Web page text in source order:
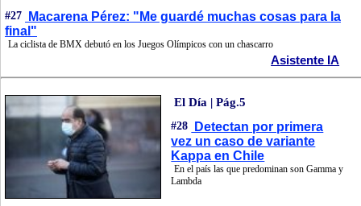
#27
Macarena Pérez: "Me guardé muchas cosas para la
final"
La ciclista de BMX debutó en los Juegos Olímpicos con un chascarro
Asistente IA
El Día | Pág.5
#28
Detectan por primera
vez un caso de variante
Kappa en Chile
En el país las que predominan son Gamma y
Lambda